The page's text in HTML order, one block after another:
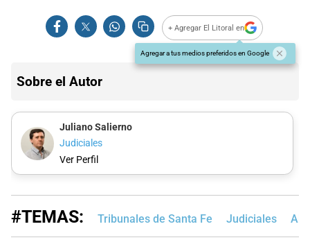
+ Agregar El Litoral en
Agregar a tus medios preferidos en Google
Sobre el Autor
Juliano Salierno
Judiciales
Ver Perfil
#TEMAS: Tribunales de Santa Fe Judiciales